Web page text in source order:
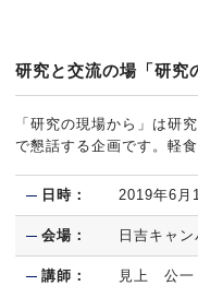
研究と交流の場「研
「研究の現場から」は研
で懇話する企画です。軽
日時： 2019年6
会場： 日吉キャ
講師：
見上 公一